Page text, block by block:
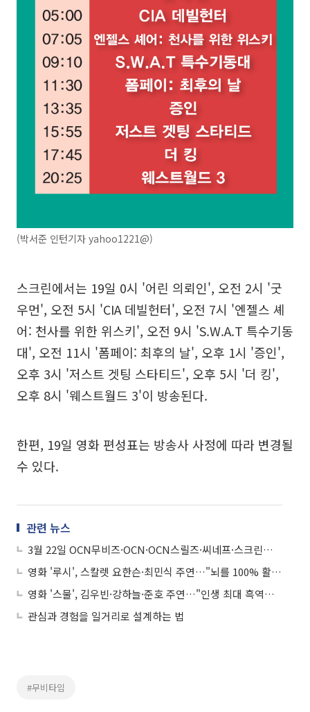
(박서준 인턴기자 yahoo1221@)
스크린에서는 19일 0시 '어린 의뢰인', 오전 2시 '굿
우먼', 오전 5시 'CIA 데빌헌터', 오전 7시 '엔젤스 셰
어: 천사를 위한 위스키', 오전 9시 'S.W.A.T 특수기동
대', 오전 11시 '폼페이: 최후의 날', 오후 1시 '증인',
오후 3시 '저스트 겟팅 스타티드', 오후 5시 '더 킹',
오후 8시 '웨스트월드 3'이 방송된다.
한편, 19일 영화 편성표는 방송사 사정에 따라 변경될
수 있다.
관련 뉴스
3월 22일 OCN무비즈·OCN·OCN스릴즈·씨네프·스크린…군함도·원더풀고스트·킹스맨:골든서클·베놈·걸캅스·코코·킹콩·인시디어스·투모로우·콰이어트 플레이스·다운사이징·이탈리안 잡 등
영화 '루시', 스칼렛 요한슨·최민식 주연…"뇌를 100% 활용하라" - 3월 28일
영화 '스물', 김우빈·강하늘·준호 주연…"인생 최대 흑역사를 함께한 세 친구" - 3월 29일
관심과 경험을 일거리로 설계하는 법
#무비타임